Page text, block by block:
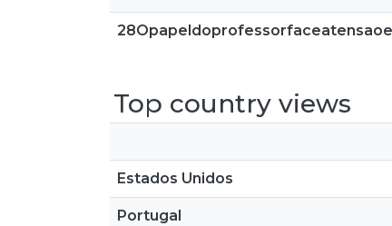
Top country views
Estados Unidos
Portugal